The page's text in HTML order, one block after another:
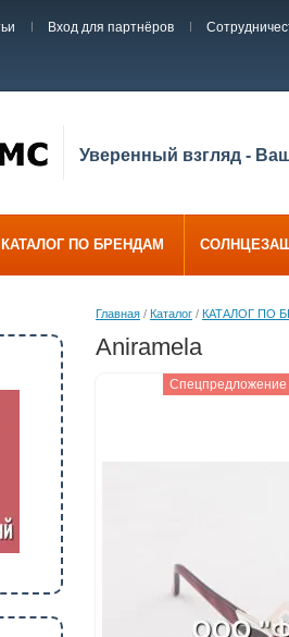
Вход для партнёров
Уверенный взгляд -
КАТАЛОГ ПО БРЕНДАМ
Главная / Каталог / КАТАЛОГ ПО
Aniramela
Спецпредложение